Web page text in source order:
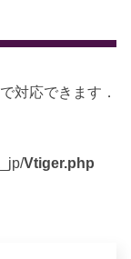
対応できます．
Vtiger.php